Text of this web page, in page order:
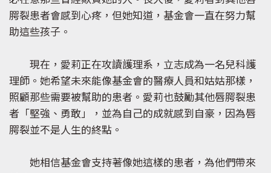
腭裂患者會感到心疼，但她知道，基金會一直在努力幫
助這些孩子。
現在，愛莉正在攻讀護理系，立志成為一名兒科護
理師。她希望未來能像基金會的醫療人員和姑姑那樣，
照顧那些需要被幫助的患者。愛莉也鼓勵其他唇腭裂患
者「堅強、勇敢」，並為自己的成就感到自豪，因為唇
腭裂並不是人生的終點。
她相信基金會支持著像她這樣的患者，為他們帶來